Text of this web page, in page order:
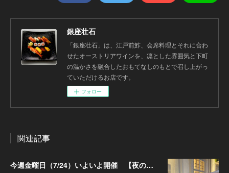
銀座壮石
「銀座壮石」は、江戸前鮓、会席料理とそれに合わ
せたオーストリアワインを、凛とした雰囲気と下町
の温かさを融合したおもてなしのもとで召し上がっ
ていただけるお店です。
フォロー
関連記事
今週金曜日（7/24）いよいよ開催 【夜の特別ワイン会】オーストリアワイン大使2名の饗宴 別府×岡田がもてなすワインペアリングの会